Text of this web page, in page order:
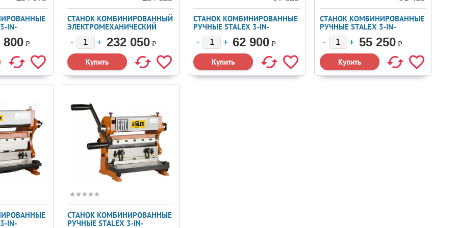
IN-
800 ₽
СТАНОК КОМБИНИРОВАННЫЙ
ЭЛЕКТРОМЕХАНИЧЕСКИЙ
STALEX 3-IN-1/1320X1.5
(371008)
232 050 ₽
СТАНОК КОМБИНИРОВАННЫЕ
РУЧНЫЕ STALEX 3-IN-
1/760Х1 (371003)
62 900 ₽
СТАНОК КОМБИНИРОВАННЫЕ
РУЧНЫЕ STALEX 3-IN-
1/610Х1 (371002)
55 250 ₽
IN-
СТАНОК КОМБИНИРОВАННЫЕ
РУЧНЫЕ STALEX 3-IN-